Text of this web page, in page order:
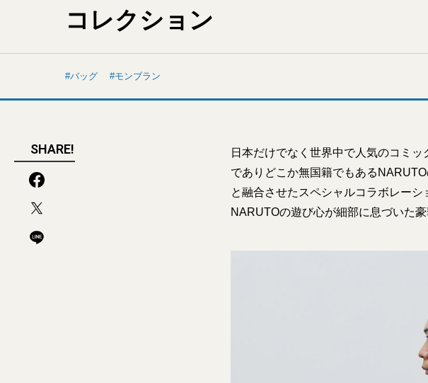
コレクション
バッグ モンブラン
SHARE!
日本だけでなく世界中で人気のコミ
でありどこか無国籍でもある
と融合させたスペシャルコラボレーシ
NARUTOの遊び心が細部に息づいた